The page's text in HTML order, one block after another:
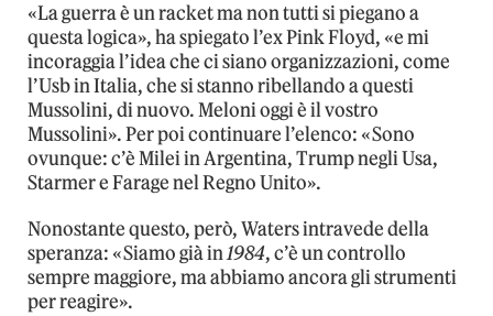
«La guerra è un racket ma non tutti si piegano a
questa logica», ha spiegato l’ex Pink Floyd, «e mi
incoraggia l’idea che ci siano organizzazioni, come
l’Usb in Italia, che si stanno ribellando a questi
Mussolini, di nuovo. Meloni oggi è il vostro
Mussolini». Per poi continuare l’elenco: «Sono
ovunque: c’è Milei in Argentina, Trump negli Usa,
Starmer e Farage nel Regno Unito».
Nonostante questo, però, Waters intravede della
speranza: «Siamo già in1984, c’è un controllo
sempre maggiore, ma abbiamo ancora gli strumenti
per reagire».